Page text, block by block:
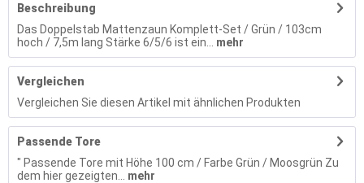
Beschreibung
Das Doppelstab Mattenzaun Komplett-Set / Grün / 103cm
hoch / 7,5m lang Stärke 6/5/6 ist ein...
mehr
Vergleichen
Vergleichen Sie diesen Artikel mit ähnlichen Produkten
Passende Tore
" Passende Tore mit Höhe 100 cm / Farbe Grün / Moosgrün Zu
dem hier gezeigten...
mehr